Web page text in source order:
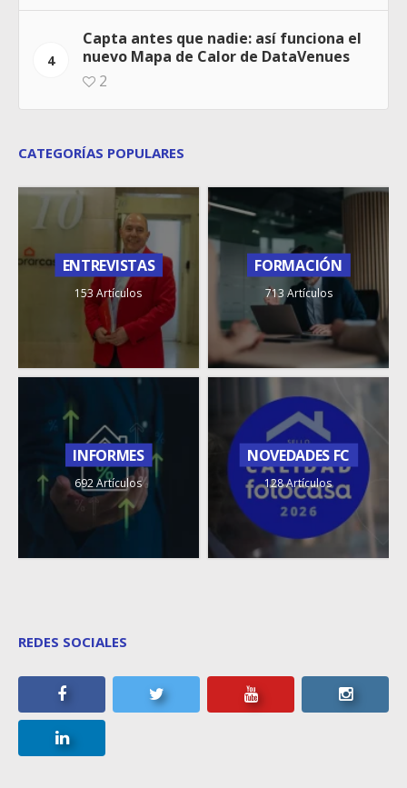
4
Capta antes que nadie: así funciona el
nuevo Mapa de Calor de DataVenues
2
CATEGORÍAS POPULARES
ENTREVISTAS
153 Artículos
FORMACIÓN
713 Artículos
INFORMES
692 Artículos
NOVEDADES FC
128 Artículos
REDES SOCIALES